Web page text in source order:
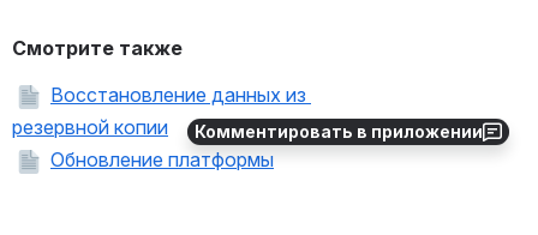
Комментировать в приложении
Смотрите также
Восстановление данных из
резервной копии
Обновление платформы